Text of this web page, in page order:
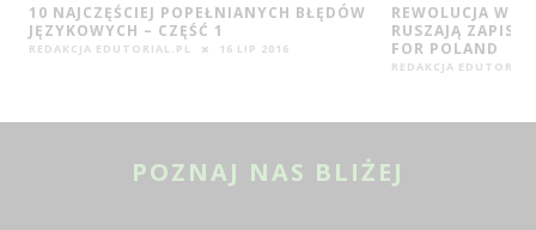
10 NAJCZĘŚCIEJ POPEŁNIANYCH BŁĘDÓW
JĘZYKOWYCH – CZĘŚĆ 1
REDAKCJA EDUTORIAL.PL 16 LIP 2016
REWOLUCJA W
RUSZAJĄ ZAPISY
FOR POLAND
REDAKCJA
POZNAJ NAS BLIŻEJ